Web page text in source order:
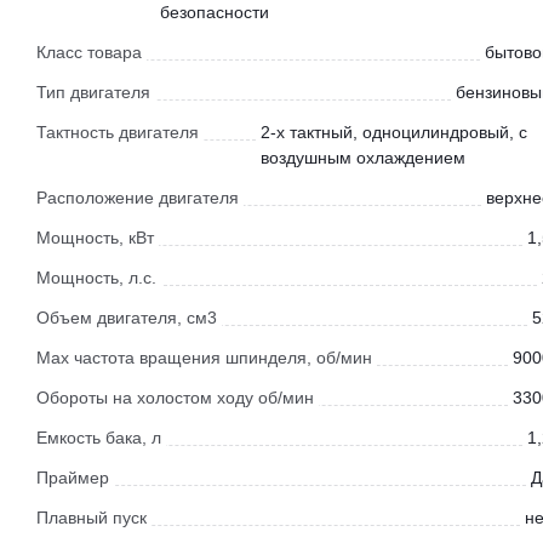
безопасности
Класс товара
Тип двигателя
Тактность двигателя
2-х тактный, одноцилиндровый, с
воздушным охлаждением
Расположение двигателя
Мощность, кВт
Мощность, л.с.
Объем двигателя, см3
Мах частота вращения шпинделя, об/мин
Обороты на холостом ходу об/мин
Емкость бака, л
Праймер
Плавный пуск